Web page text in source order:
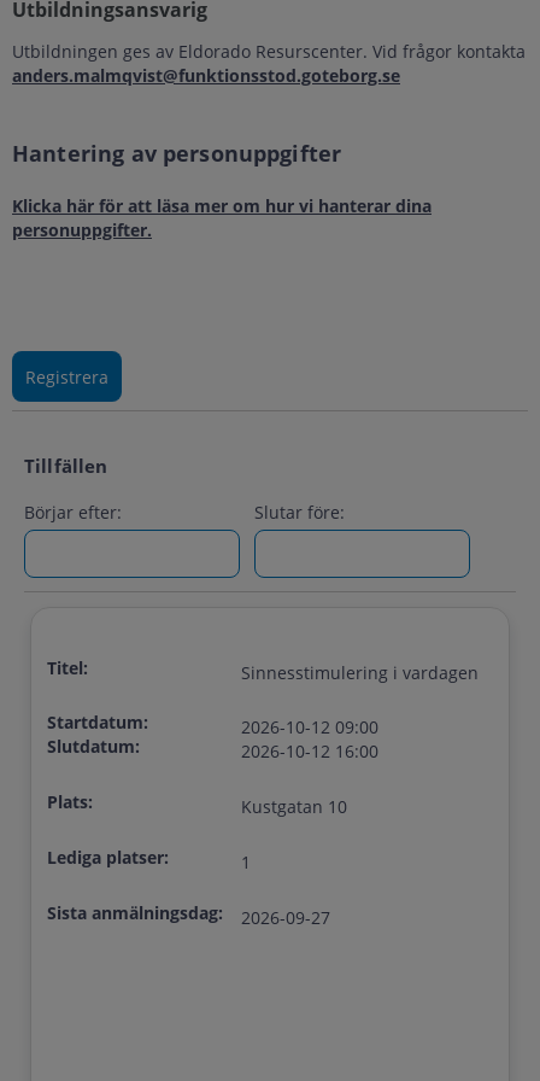
Utbildningsansvarig
Utbildningen ges av Eldorado Resurscenter. Vid frågor kontakta
anders.malmqvist@funktionsstod.goteborg.se
Hantering av personuppgifter
Klicka här för att läsa mer om hur vi hanterar dina
personuppgifter.
Tillfällen
Börjar efter: Slutar före:
Titel: Sinnesstimulering i vardagen
Startdatum:
Slutdatum:
2026-10-12 09:00
2026-10-12 16:00
Plats: Kustgatan 10
Lediga platser: 1
Sista anmälningsdag: 2026-09-27